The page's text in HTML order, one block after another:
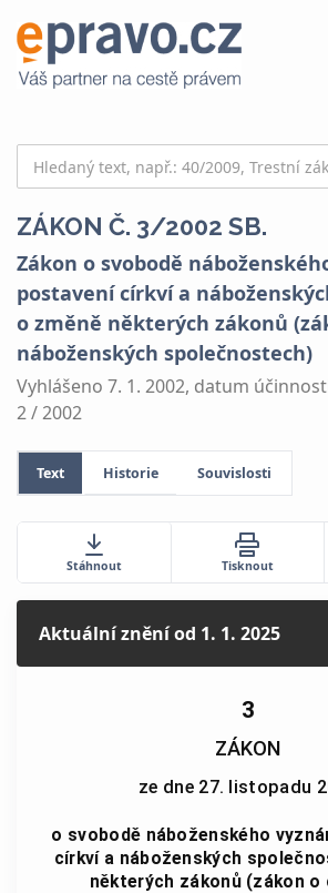
ZÁKON Č. 3/2002 SB.
Zákon o svobodě
postavení církví a
o změně některých zákonů
náboženských společnostech)
Vyhlášeno 7. 1. 2002, datum
2 / 2002
Text Historie Souvislosti
Stáhnout Tisknout
Aktuální zněníod 1. 1. 2025
3
ZÁKON
ze dne 27. listopadu
o svobodě náboženského
církví a náboženských
některých zákonů (zákon o